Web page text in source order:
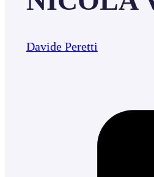
Davide Peretti